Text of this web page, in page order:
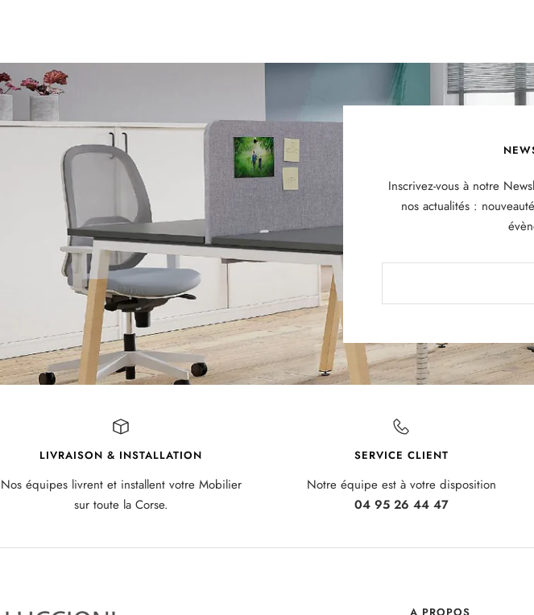
Inscrivez-vous à notre
nos actualités :
LIVRAISON & INSTALLATION
Nos équipes livrent et installent votre Mobilier
sur toute la Corse.
SERVICE CLIENT
Notre équipe est à votre disposition
04 95 26 44 47